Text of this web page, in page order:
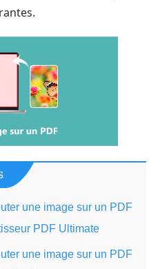
une image sur un PDF
PDF Ultimate
une image sur un PDF